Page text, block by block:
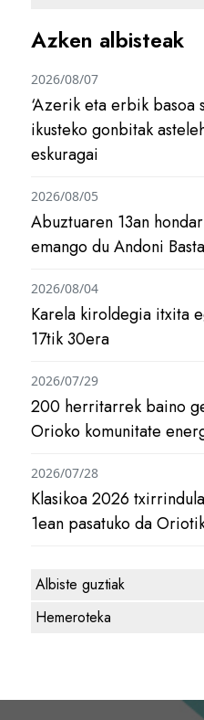
Azken albisteak
‘Azerik eta erbik basoa
ikusteko gonbitak
eskuragai
2026/08/07
Abuztuaren 13an
emango du Andoni
2026/08/05
Karela kiroldegia itxita
17tik 30era
2026/08/04
200 herritarrek baino
Orioko komunitate
2026/07/29
Klasikoa 2026
1ean pasatuko da
2026/07/28
Albiste guztiak
Hemeroteka